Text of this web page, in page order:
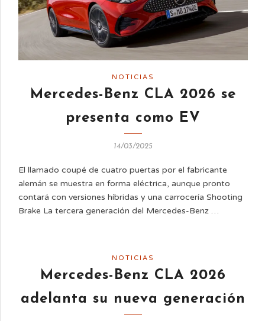
NOTICIAS
Mercedes-Benz CLA 2026 se
presenta como EV
14/03/2025
El llamado coupé de cuatro puertas por el fabricante
alemán se muestra en forma eléctrica, aunque pronto
contará con versiones híbridas y una carrocería Shooting
Brake La tercera generación del Mercedes-Benz …
NOTICIAS
Mercedes-Benz CLA 2026
adelanta su nueva generación